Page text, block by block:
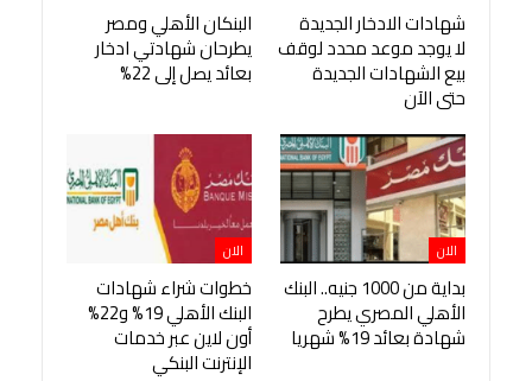
شهادات الادخار الجديدة
لا يوجد موعد محدد لوقف
بيع الشهادات الجديدة
حتى الآن
البنكان الأهلي ومصر
يطرحان شهادتي ادخار
بعائد يصل إلى 22%
الان
بداية من 1000 جنيه.. البنك
الأهلي المصري يطرح
شهادة بعائد 19% شهريا
الان
خطوات شراء شهادات
البنك الأهلي 19% و22%
أون لاين عبر خدمات
الإنترنت البنكي